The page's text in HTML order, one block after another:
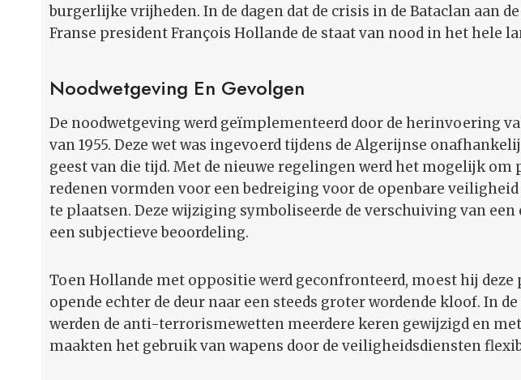
burgerlijke vrijheden. In de dagen dat de crisis in de Bataclan aan
Franse president François Hollande de staat van nood in het hele
Noodwetgeving En Gevolgen
De noodwetgeving werd geïmplementeerd door de herinvoering
van 1955. Deze wet was ingevoerd tijdens de Algerijnse
geest van die tijd. Met de nieuwe regelingen werd het mogelijk om
redenen vormden voor een bedreiging voor de openbare
te plaatsen. Deze wijziging symboliseerde de verschuiving van
een subjectieve beoordeling.
Toen Hollande met oppositie werd geconfronteerd, moest hij deze
opende echter de deur naar een steeds groter wordende kloof. In
werden de anti-terrorismewetten meerdere keren gewijzigd en
maakten het gebruik van wapens door de veiligheidsdiensten